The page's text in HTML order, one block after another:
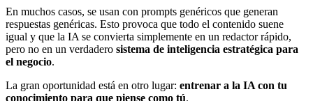
En muchos casos, se usan con prompts genéricos que generan
respuestas genéricas. Esto provoca que todo el contenido suene
igual y que la IA se convierta simplemente en un redactor rápido,
pero no en un verdadero sistema de inteligencia estratégica para
el negocio.
La gran oportunidad está en otro lugar: entrenar a la IA con tu
conocimiento para que piense como tú.